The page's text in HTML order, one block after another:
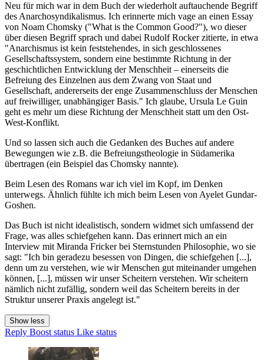
Neu für mich war in dem Buch der wiederholt auftauchende Begriff
des Anarchosyndikalismus. Ich erinnerte mich vage an einen Essay
von Noam Chomsky ("What is the Common Good?"), wo dieser
über diesen Begriff sprach und dabei Rudolf Rocker zitierte, in etwa
"Anarchismus ist kein feststehendes, in sich geschlossenes
Gesellschaftssystem, sondern eine bestimmte Richtung in der
geschichtlichen Entwicklung der Menschheit – einerseits die
Befreiung des Einzelnen aus dem Zwang von Staat und
Gesellschaft, andererseits der enge Zusammenschluss der Menschen
auf freiwilliger, unabhängiger Basis." Ich glaube, Ursula Le Guin
geht es mehr um diese Richtung der Menschheit statt um den Ost-
West-Konflikt.
Und so lassen sich auch die Gedanken des Buches auf andere
Bewegungen wie z.B. die Befreiungstheologie in Südamerika
übertragen (ein Beispiel das Chomsky nannte).
Beim Lesen des Romans war ich viel im Kopf, im Denken
unterwegs. Ähnlich fühlte ich mich beim Lesen von Ayelet Gundar-
Goshen.
Das Buch ist nicht idealistisch, sondern widmet sich umfassend der
Frage, was alles schiefgehen kann. Das erinnert mich an ein
Interview mit Miranda Fricker bei Sternstunden Philosophie, wo sie
sagt: "Ich bin geradezu besessen von Dingen, die schiefgehen [...],
denn um zu verstehen, wie wir Menschen gut miteinander umgehen
können, [...], müssen wir unser Scheitern verstehen. Wir scheitern
nämlich nicht zufällig, sondern weil das Scheitern bereits in der
Struktur unserer Praxis angelegt ist."
Show less
Reply Boost status Like status